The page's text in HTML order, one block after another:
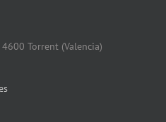
Torrent (Valencia)